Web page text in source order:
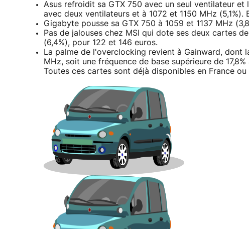
Asus refroidit sa GTX 750 avec un seul ventilateur et
avec deux ventilateurs et à 1072 et 1150 MHz (5,1%).
Gigabyte pousse sa GTX 750 à 1059 et 1137 MHz
Pas de jalouses chez MSI qui dote ses deux cartes
(6,4%), pour 122 et 146 euros.
La palme de l'overclocking revient à Gainward, dont
MHz, soit une fréquence de base supérieure de
Toutes ces cartes sont déjà disponibles en France